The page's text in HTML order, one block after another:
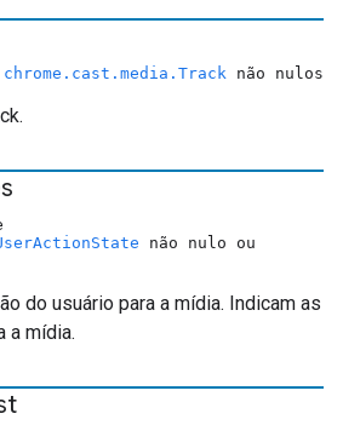
chrome.cast.media.Track não nulos
não nulo ou
do usuário para a mídia. Indicam as
a mídia.